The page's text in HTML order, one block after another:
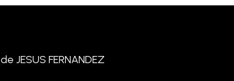
JESUS FERNANDEZ